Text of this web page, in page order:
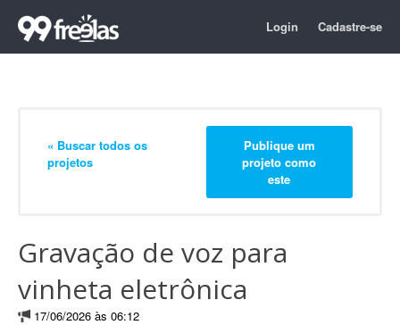
Login Cadastre-se
« Buscar todos os
projetos
Publique um
projeto como
este
Gravação de voz para
vinheta eletrônica
17/06/2026 às 06:12